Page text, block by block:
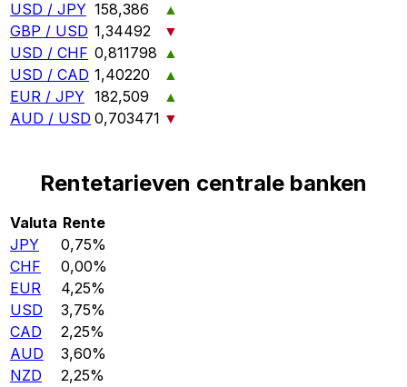
USD / JPY 158,386
▲
GBP / USD 1,34492
▼
USD / CHF 0,811798 ▲
USD / CAD 1,40220
▲
EUR / JPY 182,509
▲
AUD / USD 0,703471 ▼
Rentetarieven centrale banken
Valuta Rente
JPY
0,75%
CHF
0,00%
EUR
4,25%
USD
3,75%
CAD
2,25%
AUD
3,60%
NZD
2,25%